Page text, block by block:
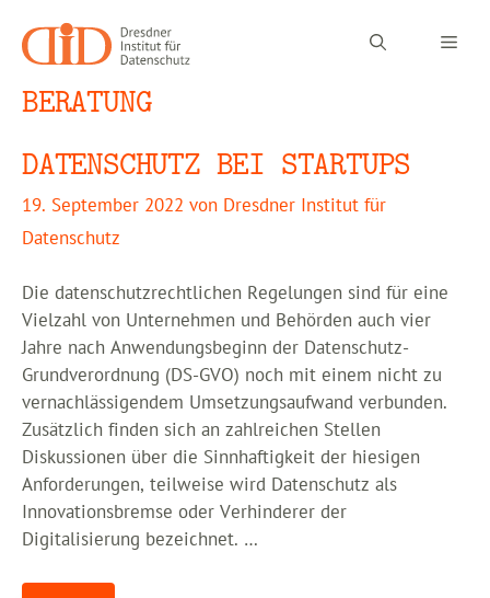
Inhalt
springen
BERATUNG
DATENSCHUTZ BEI STARTUPS
19. September 2022 von Dresdner Institut für
Datenschutz
Die datenschutzrechtlichen Regelungen sind für eine
Vielzahl von Unternehmen und Behörden auch vier
Jahre nach Anwendungsbeginn der Datenschutz-
Grundverordnung (DS-GVO) noch mit einem nicht zu
vernachlässigendem Umsetzungsaufwand verbunden.
Zusätzlich finden sich an zahlreichen Stellen
Diskussionen über die Sinnhaftigkeit der hiesigen
Anforderungen, teilweise wird Datenschutz als
Innovationsbremse oder Verhinderer der
Digitalisierung bezeichnet. …